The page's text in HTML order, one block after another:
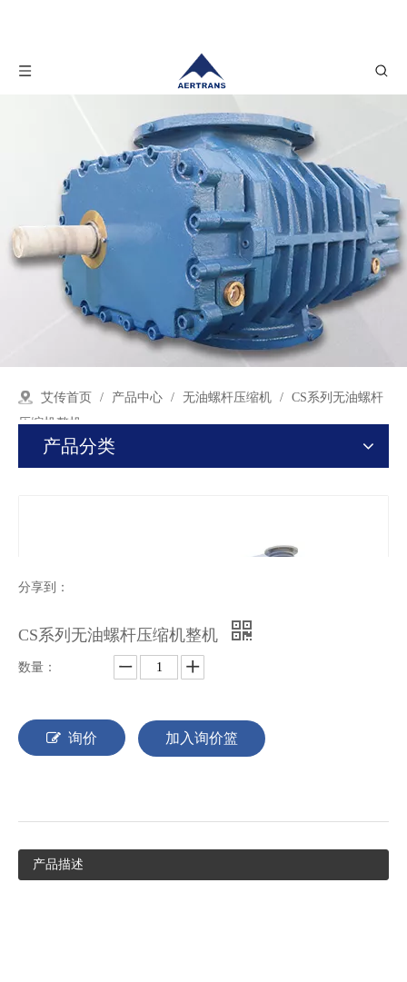
艾传首页 / 产品中心 / 无油螺杆压缩机 / CS系列无油螺杆
压缩机整机
产品分类
分享到：
CS系列无油螺杆压缩机整机
数量：
询价 加入询价篮
产品描述